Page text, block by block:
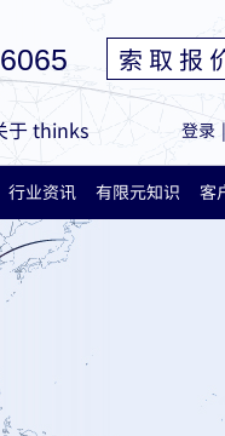
登录 |
索 取 报
于 thinks
行业资讯 有限元知识 客